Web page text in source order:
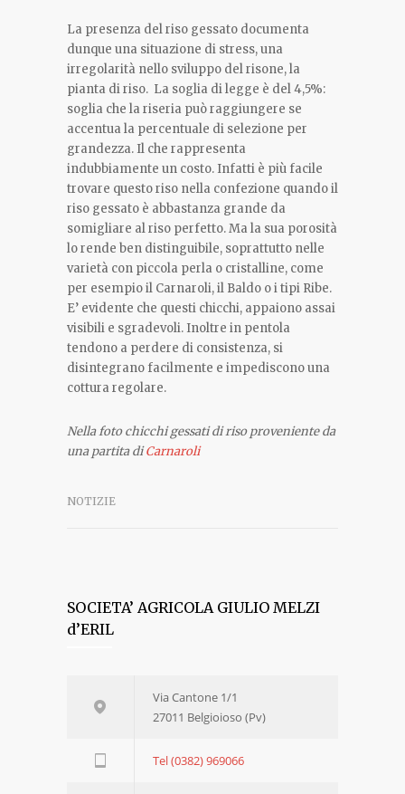
La presenza del riso gessato documenta
dunque una situazione di stress, una
irregolarità nello sviluppo del risone, la
pianta di riso. La soglia di legge è del 4,5%:
soglia che la riseria può raggiungere se
accentua la percentuale di selezione per
grandezza. Il che rappresenta
indubbiamente un costo. Infatti è più facile
trovare questo riso nella confezione quando il
riso gessato è abbastanza grande da
somigliare al riso perfetto. Ma la sua porosità
lo rende ben distinguibile, soprattutto nelle
varietà con piccola perla o cristalline, come
per esempio il Carnaroli, il Baldo o i tipi Ribe.
E’ evidente che questi chicchi, appaiono assai
visibili e sgradevoli. Inoltre in pentola
tendono a perdere di consistenza, si
disintegrano facilmente e impediscono una
cottura regolare.
Nella foto chicchi gessati di riso proveniente da
una partita diCarnaroli
NOTIZIE
SOCIETA’ AGRICOLA GIULIO MELZI
d’ERIL
Via Cantone 1/1
27011 Belgioioso (Pv)
Tel (0382) 969066